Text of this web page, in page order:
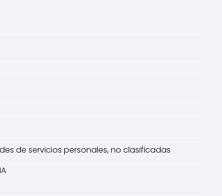
de servicios personales, no clasificadas